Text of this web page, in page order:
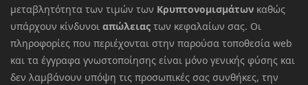
μεταβλητότητα των τιμών των Κρυπτονομισμάτων καθώς
υπάρχουν κίνδυνοι απώλειας των κεφαλαίων σας. Οι
πληροφορίες που περιέχονται στην παρούσα τοποθεσία web
και τα έγγραφα γνωστοποίησης είναι μόνο γενικής φύσης και
δεν λαμβάνουν υπόψη τις προσωπικές σας συνθήκες, την